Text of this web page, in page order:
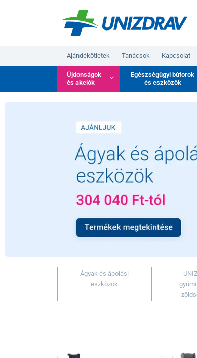
Ajándékötletek Tanácsok Kapcsolat
Újdonságok
és akciók
Egészségügyi bútorok
és eszközök
Ágyak és ápolási
eszközök